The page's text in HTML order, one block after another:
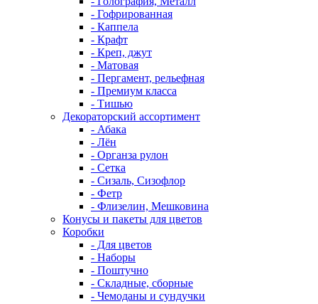
- Гофрированная
- Каппела
- Крафт
- Креп, джут
- Матовая
- Пергамент, рельефная
- Премиум класса
- Тишью
Декораторский ассортимент
- Абака
- Лён
- Органза рулон
- Сетка
- Сизаль, Сизофлор
- Фетр
- Флизелин, Мешковина
Конусы и пакеты для цветов
Коробки
- Для цветов
- Наборы
- Поштучно
- Складные, сборные
- Чемоданы и сундучки